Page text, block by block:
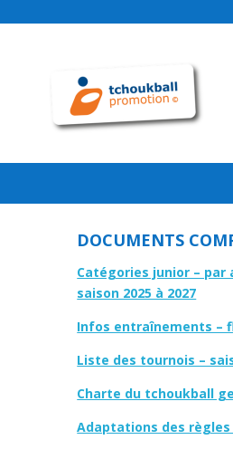
DOCUMENTS
Catégories junior – par
saison 2025 à 2027
Infos entraînements –
Liste des tournois –
Charte du tchoukball
Adaptations des